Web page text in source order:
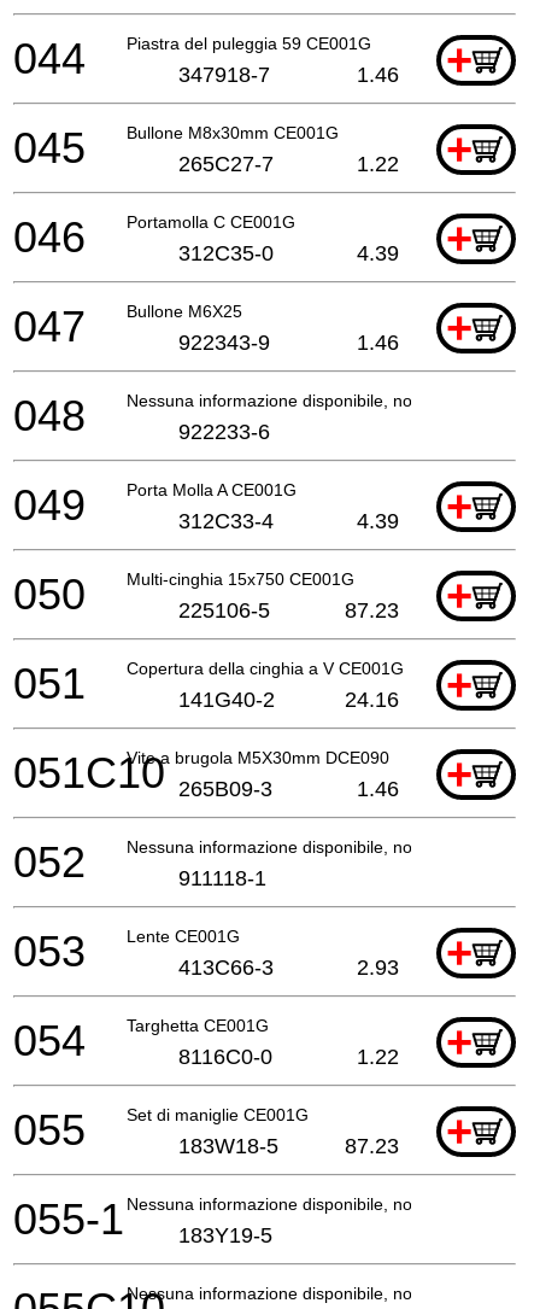
Piastra del puleggia 59 CE001G +
044 347918-7 1.46
Bullone M8x30mm CE001G +
045 265C27-7 1.22
Portamolla C CE001G +
046 312C35-0 4.39
Bullone M6X25 +
047 922343-9 1.46
Nessuna informazione disponibile, non ordinabile
048 922233-6
Porta Molla A CE001G +
049 312C33-4 4.39
Multi-cinghia 15x750 CE001G +
050 225106-5 87.23
Copertura della cinghia a V CE001G +
051 141G40-2 24.16
Vite a brugola M5X30mm DCE090 +
051C10 265B09-3 1.46
Nessuna informazione disponibile, non ordinabile
052 911118-1
Lente CE001G +
053 413C66-3 2.93
Targhetta CE001G +
054 8116C0-0 1.22
Set di maniglie CE001G +
055 183W18-5 87.23
Nessuna informazione disponibile, non ordinabile
055-1 183Y19-5
Nessuna informazione disponibile, non ordinabile